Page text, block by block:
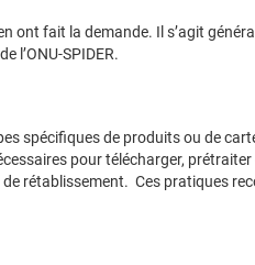
fait la demande. Il s’agit
l’ONU-SPIDER.
spécifiques de produits ou de
pour télécharger,
rétablissement. Ces pratiques